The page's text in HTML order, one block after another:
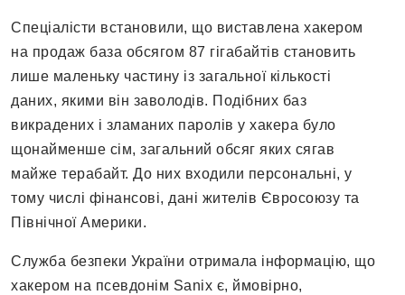
Спеціалісти встановили, що виставлена хакером
на продаж база обсягом 87 гігабайтів становить
лише маленьку частину із загальної кількості
даних, якими він заволодів. Подібних баз
викрадених і зламаних паролів у хакера було
щонайменше сім, загальний обсяг яких сягав
майже терабайт. До них входили персональні, у
тому числі фінансові, дані жителів Євросоюзу та
Північної Америки.
Служба безпеки України отримала інформацію, що
хакером на псевдонім Sanix є, ймовірно,